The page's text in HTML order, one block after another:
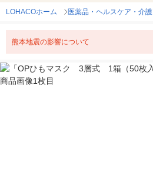
LOHACOホーム 医薬品・ヘルスケア・介護
熊本地震の影響について